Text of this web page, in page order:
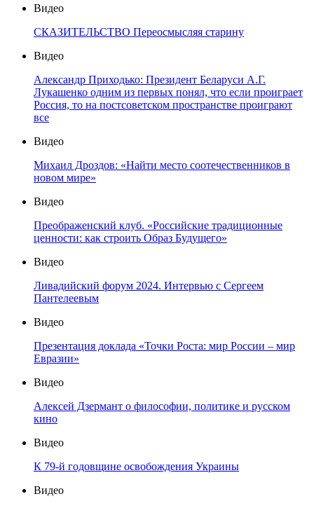
Видео
СКАЗИТЕЛЬСТВО Переосмысляя старину
Видео
Александр Приходько: Президент Беларуси А.Г.
Лукашенко одним из первых понял, что если проиграет
Россия, то на постсоветском пространстве проиграют
все
Видео
Михаил Дроздов: «Найти место соотечественников в
новом мире»
Видео
Преображенский клуб. «Российские традиционные
ценности: как строить Образ Будущего»
Видео
Ливадийский форум 2024. Интервью с Сергеем
Пантелеевым
Видео
Презентация доклада «Точки Роста: мир России – мир
Евразии»
Видео
Алексей Дзермант о философии, политике и русском
кино
Видео
К 79-й годовщине освобождения Украины
Видео